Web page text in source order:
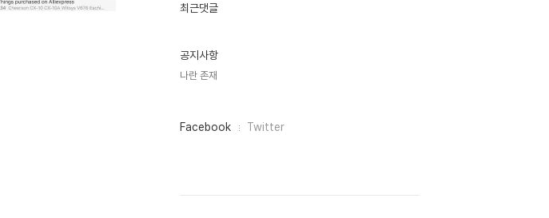
인
최근댓글
공지사항
나란 존재
페
Facebook Twitter